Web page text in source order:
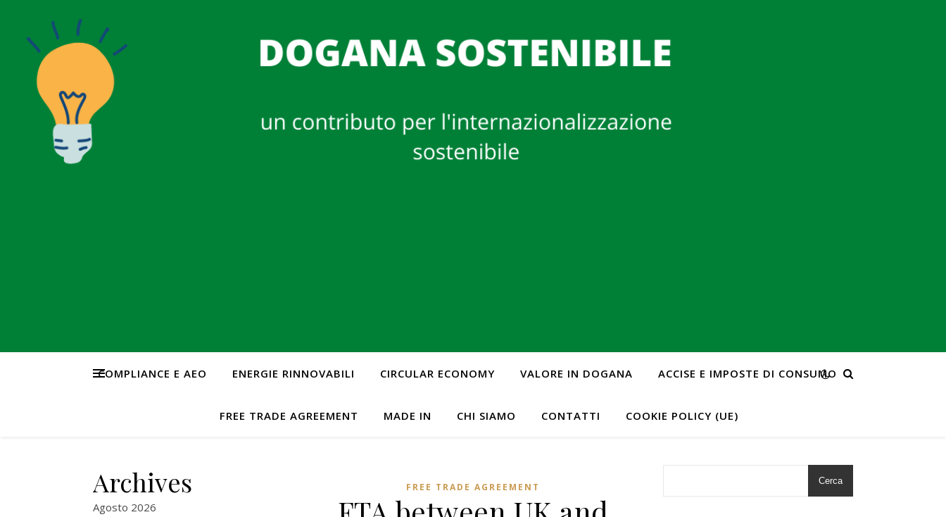
COMPLIANCE E AEO ENERGIE RINNOVABILI CIRCULAR ECONOMY VALORE IN DOGANA ACCISE E IMPOSTE DI CONSUMO
FREE TRADE AGREEMENT MADE IN CHI SIAMO CONTATTI COOKIE POLICY (UE)
Archives
Agosto 2026
FREE TRADE AGREEMENT
Cerca